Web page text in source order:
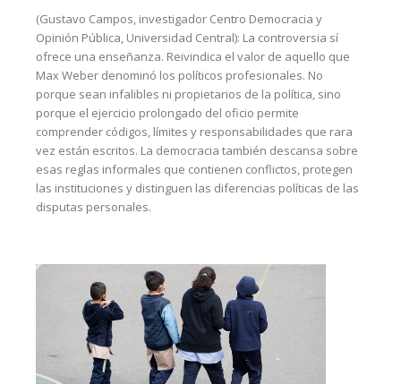
(Gustavo Campos, investigador Centro Democracia y
Opinión Pública, Universidad Central): La controversia sí
ofrece una enseñanza. Reivindica el valor de aquello que
Max Weber denominó los políticos profesionales. No
porque sean infalibles ni propietarios de la política, sino
porque el ejercicio prolongado del oficio permite
comprender códigos, límites y responsabilidades que rara
vez están escritos. La democracia también descansa sobre
esas reglas informales que contienen conflictos, protegen
las instituciones y distinguen las diferencias políticas de las
disputas personales.